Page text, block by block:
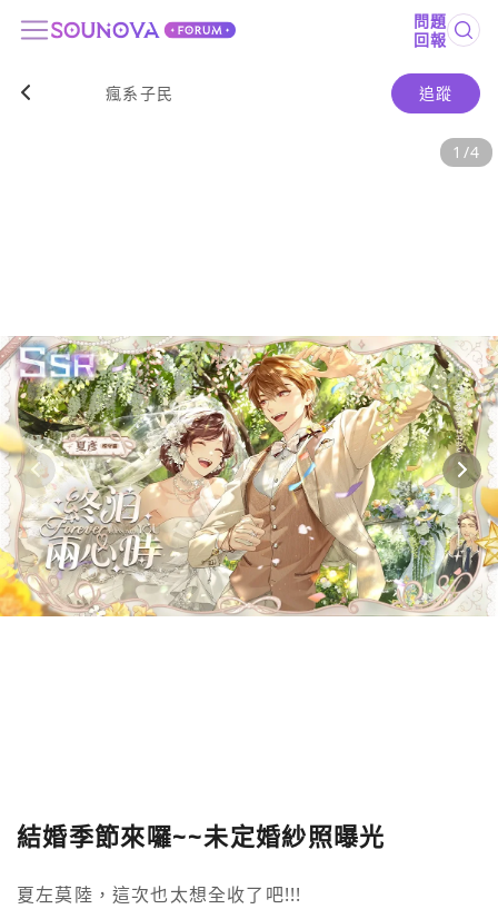
問題
回報
1 /4
瘋系子民 追蹤
結婚季節來囉~~未定婚紗照曝光
夏左莫陸，這次也太想全收了吧!!!